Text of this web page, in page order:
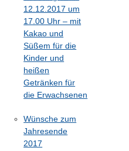
12.12.2017 um
17.00 Uhr – mit
Kakao und
Süßem für die
Kinder und
heißen
Getränken für
die Erwachsenen
Wünsche zum
Jahresende
2017